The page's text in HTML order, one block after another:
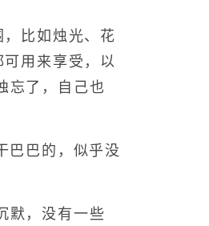
比如烛光、花
用来享受，以
忘了，自己也
巴的，似乎没
默，没有一些